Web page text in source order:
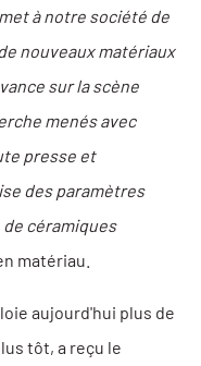
à notre société de
nouveaux matériaux
sur la scène
menés avec
presse et
des paramètres
de céramiques
matériau.
aujourd'hui plus de
tôt, a reçu le